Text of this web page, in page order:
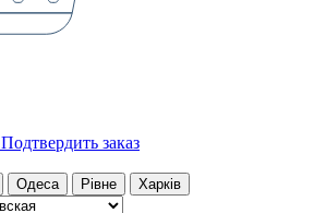
Подтвердить заказ
Одеса Рівне Харків